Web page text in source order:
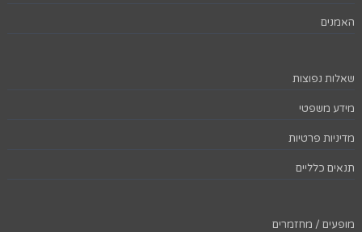
האמנים
שאלות נפוצות
מידע משפטי
מדיניות פרטיות
תנאים כלליים
מופעים / מחזמרים